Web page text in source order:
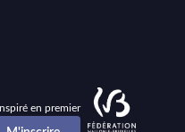
en premier